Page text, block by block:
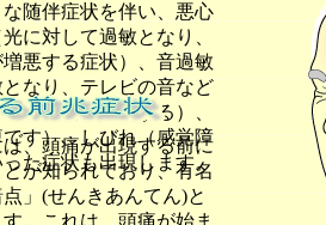
随伴症状を伴い、悪心
に対して過敏となり、
悪する症状）、音過敏
となり、テレビの音など
で頭痛が増悪する）、
す）、しびれ（感覚障
た症状も出現します。
、頭痛が出現する前に
が知られており、有名
」(せんきあんてん)と
。これは、頭痛が始ま